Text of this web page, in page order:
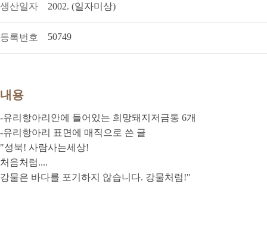
생산일자 2002. (일자미상)
등록번호 50749
내용
-유리항아리안에 들어있는 희망돼지저금통 6개
-유리항아리 표면에 매직으로 쓴 글
"성북! 사람사는세상!
처음처럼....
강물은 바다를 포기하지 않습니다. 강물처럼!"